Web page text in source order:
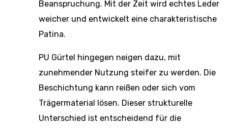
Beanspruchung. Mit der Zeit wird echtes Leder
weicher und entwickelt eine charakteristische
Patina.
PU Gürtel hingegen neigen dazu, mit
zunehmender Nutzung steifer zu werden. Die
Beschichtung kann reißen oder sich vom
Trägermaterial lösen. Dieser strukturelle
Unterschied ist entscheidend für die